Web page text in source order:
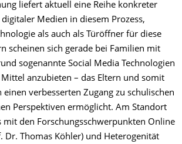
liefert aktuell eine Reihe konkreter
Medien in diesem Prozess,
als auch als Türöffner für diese
scheinen sich gerade bei Familien mit
sogenannte Social Media Technologien
anzubieten – das Eltern und somit
verbesserten Zugang zu schulischen
Perspektiven ermöglicht. Am Standort
mit den Forschungsschwerpunkten Online
Dr. Thomas Köhler) und Heterogenität